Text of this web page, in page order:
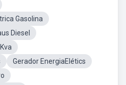
Gasolina
Diesel
Gerador EnergiaElétics